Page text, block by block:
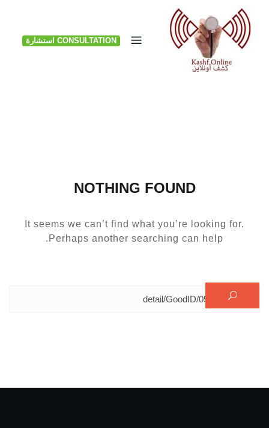
Skip
content
CONSULTATION استشارة
NOTHING FOUND
It seems we can’t find what you’re looking for.
Perhaps another searching can help.
البحث عن: